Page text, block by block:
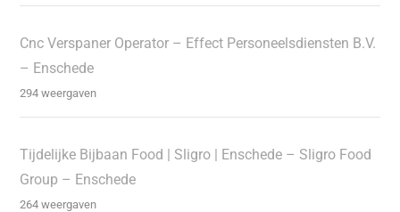
Cnc Verspaner Operator – Effect Personeelsdiensten B.V.
– Enschede
294 weergaven
Tijdelijke Bijbaan Food | Sligro | Enschede – Sligro Food
Group – Enschede
264 weergaven